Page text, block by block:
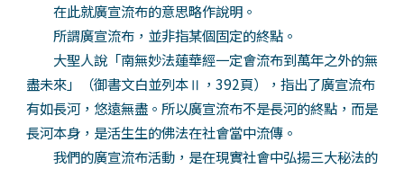
在此就廣宣流布的意思略作說明。
所謂廣宣流布，並非指某個固定的終點。
大聖人說「南無妙法蓮華經一定會流布到萬年之外的無
盡未來」（御書文白並列本Ⅱ，392頁），指出了廣宣流布
有如長河，悠遠無盡。所以廣宣流布不是長河的終點，而是
長河本身，是活生生的佛法在社會當中流傳。
我們的廣宣流布活動，是在現實社會中弘揚三大秘法的